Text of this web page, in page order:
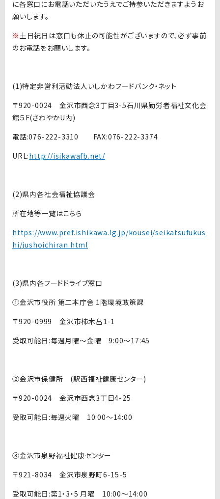
に各窓口にお電話いただいたうえでご持参いただきますようお
願いします。
※ 土日祝日は窓口も休止の可能性がございますので、必ず事前
のお電話をお願いします。
(1)特定非営利活動法人いしかわフードバンク・ネット
〒920-0024 金沢市西念3丁目3-5石川県勤労者福祉文化会
館５F(さわやかU内)
電話:076-222-3310 FAX:076-222-3374
URL:http://isikawafb.net/
(2)県内各社会福祉協議会
所在地等一覧はこちら
https://www.pref.ishikawa.lg.jp/kousei/seikatsufukus
hi/jushoichiran.html
(3)県内各フードドライブ窓口
①金沢市役所 第二本庁舎 1階環境政策課
〒920-0999 金沢市柿木畠1-1
受取可能日:毎週月曜～金曜 9:00～17:45
②金沢市保健所 (駅西福祉健康センター)
〒920-0024 金沢市西念3丁目4-25
受取可能日:毎週火曜 10:00～14:00
③金沢市泉野福祉健康センター
〒921-8034 金沢市泉野町6-15-5
受取可能日:第1・3・5 月曜 10:00～14:00